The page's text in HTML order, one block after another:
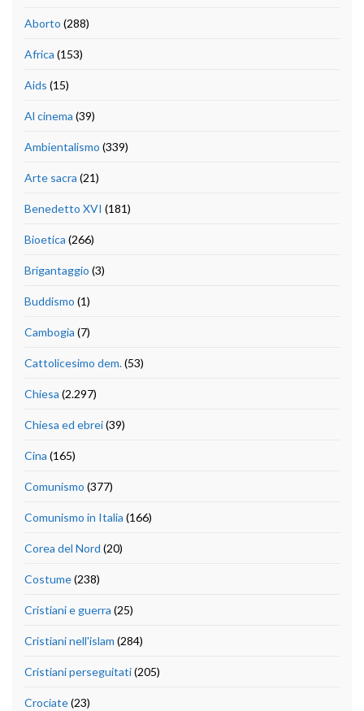
Aborto (288)
Africa (153)
Aids (15)
Al cinema (39)
Ambientalismo (339)
Arte sacra (21)
Benedetto XVI (181)
Bioetica (266)
Brigantaggio (3)
Buddismo (1)
Cambogia (7)
Cattolicesimo dem.(53)
Chiesa (2.297)
Chiesa ed ebrei(39)
Cina (165)
Comunismo (377)
Comunismo in Italia (166)
Corea del Nord (20)
Costume(238)
Cristiani e guerra (25)
Cristiani nell'islam (284)
Cristiani perseguitati(205)
Crociate(23)